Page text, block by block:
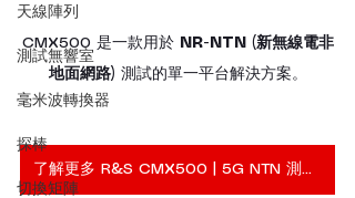
天線陣列
測試無響室
毫米波轉換器
探棒
切換矩陣
CMX500 是一款用於 NR-NTN (新無線電非
地面網路) 測試的單一平台解決方案。
了解更多 R&S CMX500 | 5G NTN 測試儀